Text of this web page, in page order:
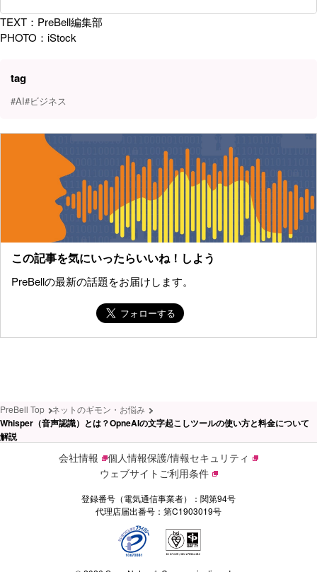
TEXT：PreBell編集部
PHOTO：iStock
tag
#AI#ビジネス
この記事を気にいったらいいね！しよう
PreBellの最新の話題をお届けします。
PreBell Top ネットのギモン・お悩み
Whisper（音声認識）とは？OpneAIの文字起こしツールの使い方と料金について
解説
会社情報
個人情報保護/情報セキュリティ
ウェブサイトご利用条件
登録番号（電気通信事業者）：関第94号
代理店届出番号：第C1903019号